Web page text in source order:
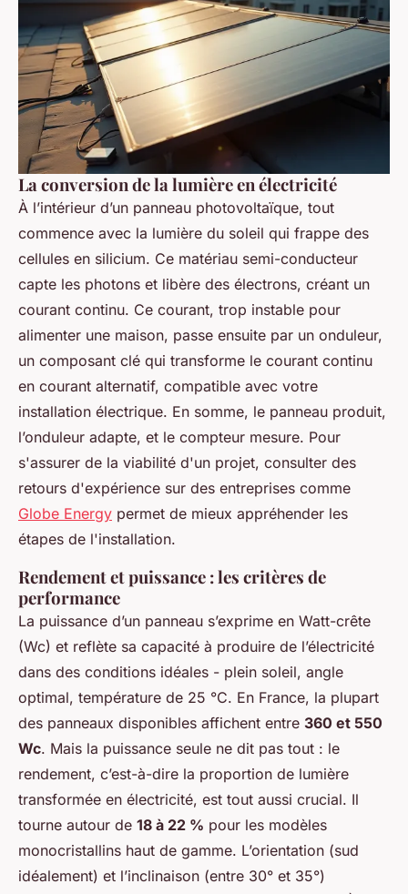
La conversion de la lumière en électricité
À l’intérieur d’un panneau photovoltaïque, tout
commence avec la lumière du soleil qui frappe des
cellules en silicium. Ce matériau semi-conducteur
capte les photons et libère des électrons, créant un
courant continu. Ce courant, trop instable pour
alimenter une maison, passe ensuite par un onduleur,
un composant clé qui transforme le courant continu
en courant alternatif, compatible avec votre
installation électrique. En somme, le panneau produit,
l’onduleur adapte, et le compteur mesure. Pour
s'assurer de la viabilité d'un projet, consulter des
retours d'expérience sur des entreprises comme
Globe Energy permet de mieux appréhender les
étapes de l'installation.
Rendement et puissance : les critères de
performance
La puissance d’un panneau s’exprime en Watt-crête
(Wc) et reflète sa capacité à produire de l’électricité
dans des conditions idéales - plein soleil, angle
optimal, température de 25 °C. En France, la plupart
des panneaux disponibles affichent entre 360 et 550
Wc. Mais la puissance seule ne dit pas tout : le
rendement, c’est-à-dire la proportion de lumière
transformée en électricité, est tout aussi crucial. Il
tourne autour de 18 à 22 % pour les modèles
monocristallins haut de gamme. L’orientation (sud
idéalement) et l’inclinaison (entre 30° et 35°)